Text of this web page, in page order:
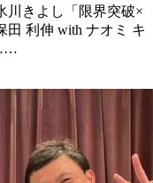
川きよし「限界突破×
田 利伸 with ナオミ キ